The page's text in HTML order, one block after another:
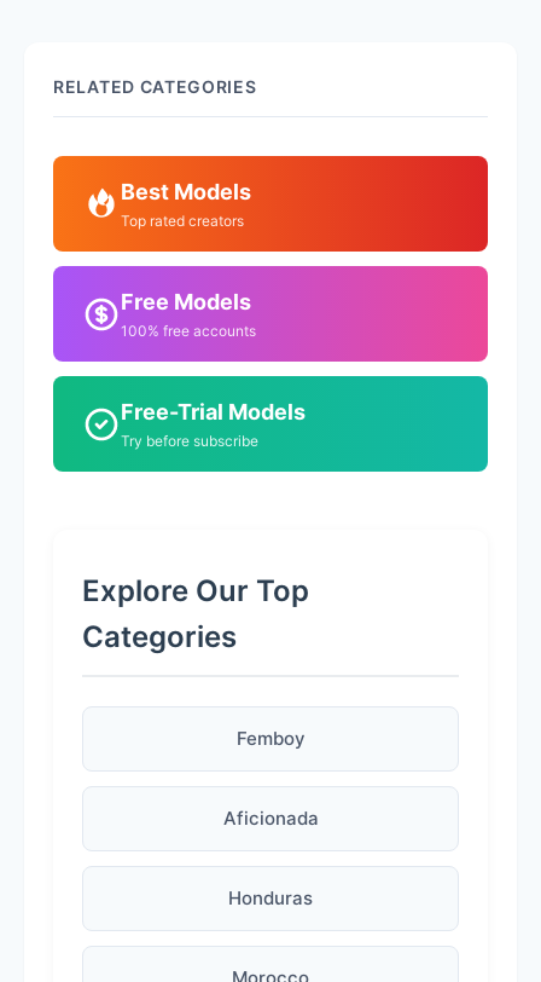
RELATED CATEGORIES
Best Models
Top rated creators
Free Models
100% free accounts
Free-Trial Models
Try before subscribe
Explore Our Top
Categories
Femboy
Aficionada
Honduras